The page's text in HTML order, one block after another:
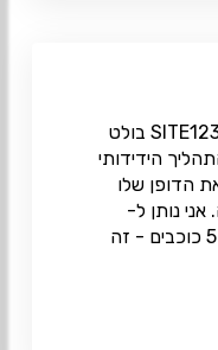
לאחר שניסיתי בוני אתרים שונים, SITE123 בולט
הידידותי
הדופן שלו
נותן ל-
SITE123 בביטחון דירוג מלא של 5 כוכבים - זה